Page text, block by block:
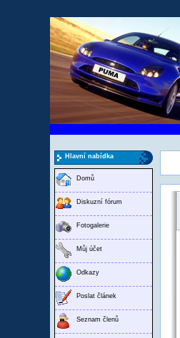
Hlavní nabídka
Domů
Diskuzní fórum
Fotogalerie
Můj účet
Odkazy
Poslat článek
Seznam členů